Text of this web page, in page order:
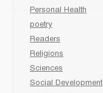
Personal Health
poetry
Readers
Religions
Sciences
Social Development